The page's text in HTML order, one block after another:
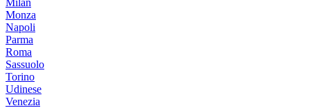
Monza
Napoli
Parma
Roma
Sassuolo
Torino
Udinese
Venezia